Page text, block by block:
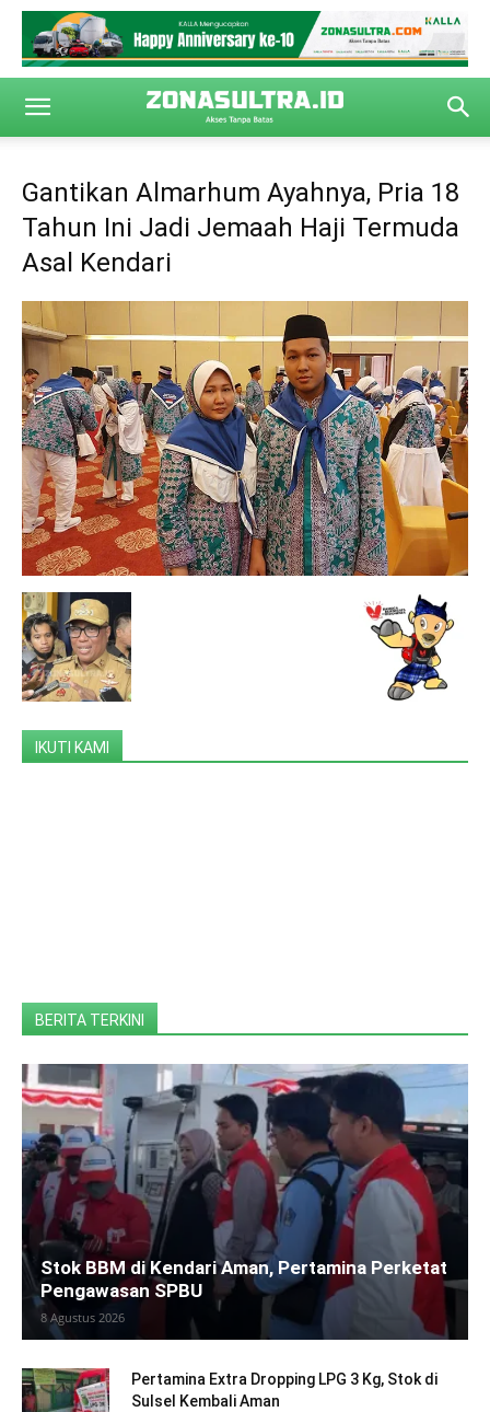
Gantikan Almarhum Ayahnya, Pria 18
Tahun Ini Jadi Jemaah Haji Termuda
Asal Kendari
IKUTI KAMI
BERITA TERKINI
Stok BBM di Kendari Aman, Pertamina Perketat
Pengawasan SPBU
8 Agustus 2026
Pertamina Extra Dropping LPG 3 Kg, Stok di
Sulsel Kembali Aman